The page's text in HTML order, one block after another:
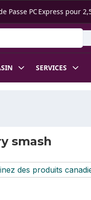
PC Express pour
SERVICES
smash
des produits